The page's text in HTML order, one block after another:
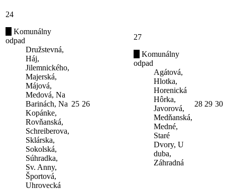
24
Komunálny
odpad
Družstevná,
Háj,
Jilemnického,
Majerská,
Májová,
Medová, Na
Barinách, Na
Kopánke,
Rovňanská,
Schreiberova,
Sklárska,
Sokolská,
Súhradka,
Sv. Anny,
Športová,
Uhrovecká
25 26
27
Komunálny
odpad
Agátová,
Hlotka,
Horenická
Hôrka,
Javorová,
Medňanská,
Medné,
Staré
Dvory, U
duba,
Záhradná
28 29 30